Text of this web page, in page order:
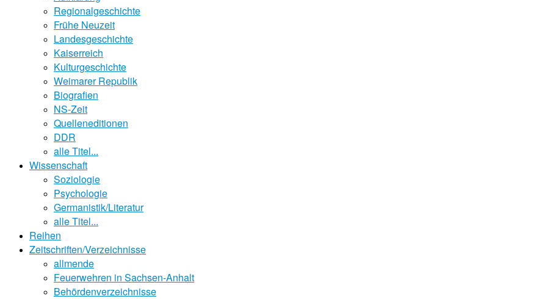
Regionalgeschichte
Frühe Neuzeit
Landesgeschichte
Kaiserreich
Kulturgeschichte
Weimarer Republik
Biografien
NS-Zeit
Quelleneditionen
DDR
alle Titel...
Wissenschaft
Soziologie
Psychologie
Germanistik/Literatur
alle Titel...
Reihen
Zeitschriften/Verzeichnisse
allmende
Feuerwehren in Sachsen-Anhalt
Behördenverzeichnisse